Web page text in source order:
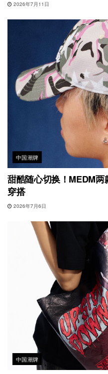
2026年7月11日
中国潮牌
甜酷随心切换！MEDM
穿搭
2026年7月6日
中国潮牌